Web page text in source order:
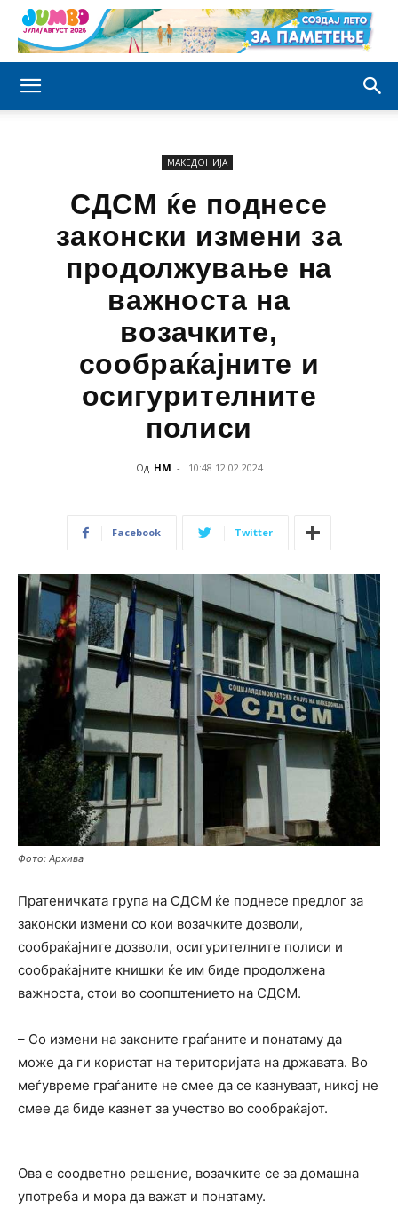
МАКЕДОНИЈА
СДСМ ќе поднесе
законски измени за
продолжување на
важноста на
возачките,
сообраќајните и
осигурителните
полиси
Од НМ - 10:48 12.02.2024
Facebook Twitter
Фото: Архива
Пратеничката група на СДСМ ќе поднесе предлог за
законски измени со кои возачките дозволи,
сообраќајните дозволи, осигурителните полиси и
сообраќајните книшки ќе им биде продолжена
важноста, стои во соопштението на СДСМ.
– Со измени на законите граѓаните и понатаму да
може да ги користат на територијата на државата. Во
меѓувреме граѓаните не смее да се казнуваат, никој не
смее да биде казнет за учество во сообраќајот.
Ова е соодветно решение, возачките се за домашна
употреба и мора да важат и понатаму.